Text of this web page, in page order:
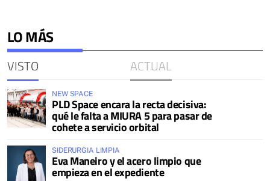
LO MÁS
VISTO ACTUAL
NEW SPACE
PLD Space encara la recta decisiva:
qué le falta a MIURA 5 para pasar de
cohete a servicio orbital
SIDERURGIA LIMPIA
Eva Maneiro y el acero limpio que
empieza en el expediente